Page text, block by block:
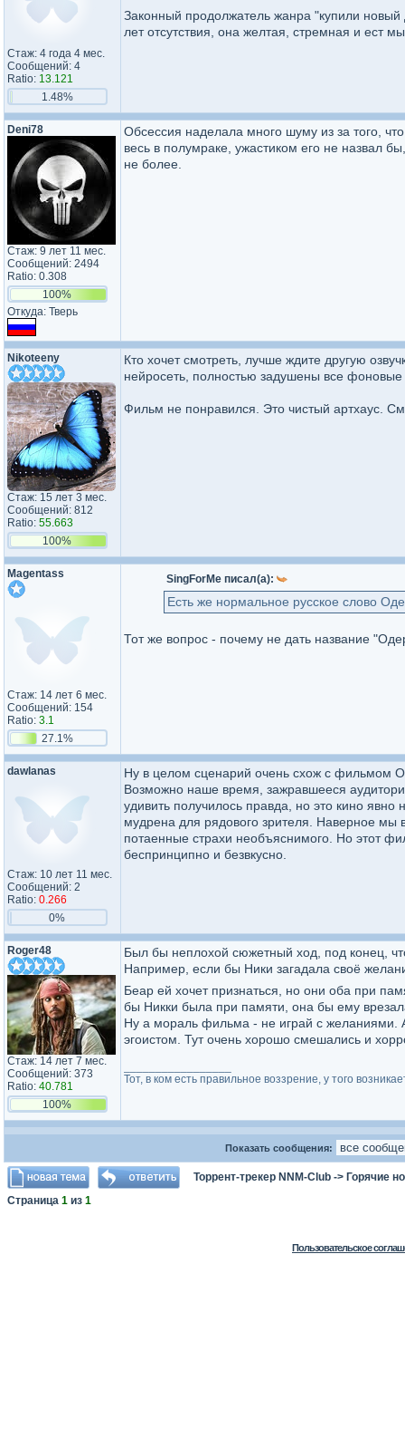
Стаж: 4 года 4 мес.
Сообщений: 4
Ratio: 13.121
1.48%
Законный продолжатель жанра "купили
лет отсутствия, она желтая, стремная и ест
Deni78
Стаж: 9 лет 11 мес.
Сообщений: 2494
Ratio: 0.308
100%
Откуда: Тверь
Обсессия наделала много шуму из за того,
весь в полумраке, ужастиком его не назвал
не более.
Nikoteeny
Стаж: 15 лет 3 мес.
Сообщений: 812
Ratio: 55.663
100%
Кто хочет смотреть, лучше ждите другую
нейросеть, полностью задушены все фоновые
Фильм не понравился. Это чистый артхаус.
Magentass
Стаж: 14 лет 6 мес.
Сообщений: 154
Ratio: 3.1
27.1%
SingForMe писал(а):
Есть же нормальное русское слово
Тот же вопрос - почему не дать название
dawlanas
Стаж: 10 лет 11 мес.
Сообщений: 2
Ratio: 0.266
0%
Ну в целом сценарий очень схож с фильмом
Возможно наше время, зажравшееся
удивить получилось правда, но это кино
мудрена для рядового зрителя. Наверное
потаенные страхи необъяснимого. Но этот
беспринципно и безвкусно.
Roger48
Стаж: 14 лет 7 мес.
Сообщений: 373
Ratio: 40.781
100%
Был бы неплохой сюжетный ход, под конец,
Например, если бы Ники загадала своё
Беар ей хочет признаться, но они оба при
бы Никки была при памяти, она бы ему
Ну а мораль фильма - не играй с желаниями.
эгоистом. Тут очень хорошо смешались и
Тот, в ком есть правильное воззрение, у того
Показать сообщения:
Торрент-трекер NNM-Club -> Горячие
Страница 1 из 1
Пользовательское